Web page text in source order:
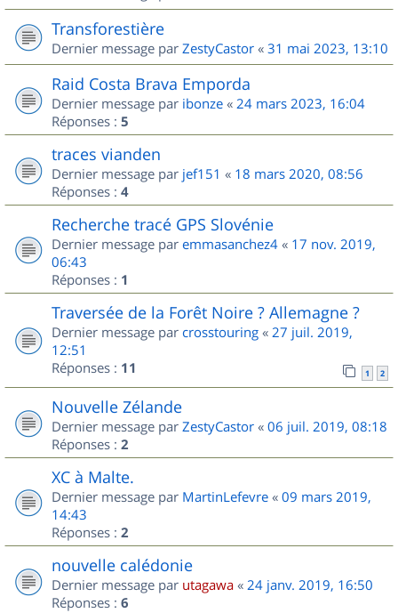
Transforestière
Dernier message par ZestyCastor « 31 mai 2023, 13:10
Raid Costa Brava Emporda
Dernier message par ibonze « 24 mars 2023, 16:04
Réponses : 5
traces vianden
Dernier message par jef151 « 18 mars 2020, 08:56
Réponses : 4
Recherche tracé GPS Slovénie
Dernier message par emmasanchez4 « 17 nov. 2019,
06:43
Réponses : 1
Traversée de la Forêt Noire ? Allemagne ?
Dernier message par crosstouring « 27 juil. 2019,
12:51
Réponses : 11 1 2
Nouvelle Zélande
Dernier message par ZestyCastor « 06 juil. 2019, 08:18
Réponses : 2
XC à Malte.
Dernier message par MartinLefevre « 09 mars 2019,
14:43
Réponses : 2
nouvelle calédonie
Dernier message par utagawa « 24 janv. 2019, 16:50
Réponses : 6